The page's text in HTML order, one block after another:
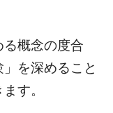
概念の度合
を深めること
す。